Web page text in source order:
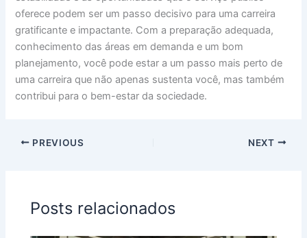
oferece podem ser um passo decisivo para uma carreira
gratificante e impactante. Com a preparação adequada,
conhecimento das áreas em demanda e um bom
planejamento, você pode estar a um passo mais perto de
uma carreira que não apenas sustenta você, mas também
contribui para o bem-estar da sociedade.
PREVIOUS NEXT
Posts relacionados